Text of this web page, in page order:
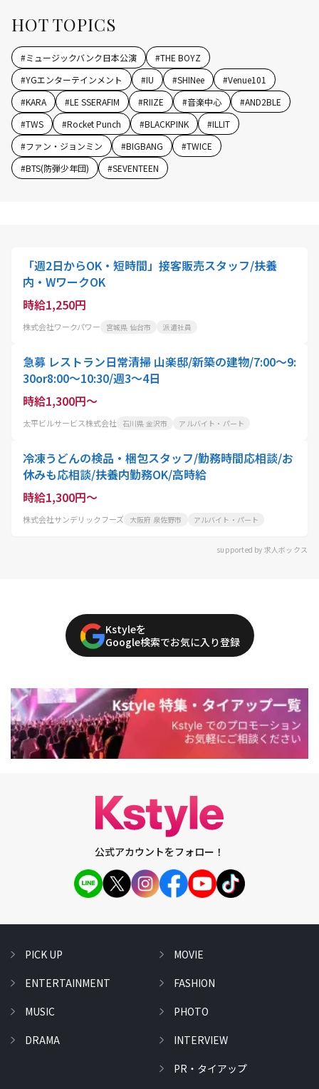
HOT TOPICS
#ミュージックバンク日本公演 #THE BOYZ
#YGエンターテインメント #IU #SHINee #Venue101
#KARA #LE SSERAFIM #RIIZE #音楽中心 #AND2BLE
#TWS #Rocket Punch #BLACKPINK #ILLIT
#ファン・ジョンミン #BIGBANG #TWICE
#BTS(防弾少年団) #SEVENTEEN
「週2日からOK・短時間」接客販売スタッフ/扶養
内・WワークOK
時給1,250円
株式会社ワークパワー 宮城県 仙台市 派遣社員
急募 レストラン日常清掃 山楽邸/新築の建物/7:00～9:
30or8:00～10:30/週3～4日
時給1,300円～
太平ビルサービス株式会社 石川県 金沢市 アルバイト・パート
冷凍うどんの検品・梱包スタッフ/勤務時間応相談/お
休みも応相談/扶養内勤務OK/高時給
時給1,300円～
株式会社サンデリックフーズ 大阪府 泉佐野市 アルバイト・パート
supported by 求人ボックス
Kstyleを
Google検索でお気に入り登録
公式アカウントをフォロー！
PICK UP
ENTERTAINMENT
MUSIC
DRAMA
MOVIE
FASHION
PHOTO
INTERVIEW
PR・タイアップ